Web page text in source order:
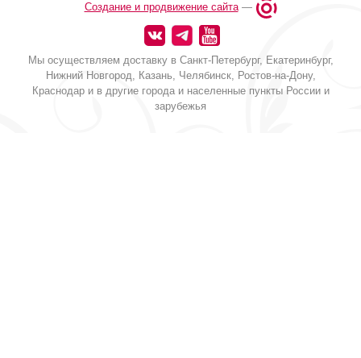
Создание и продвижение сайта—
Мы осуществляем доставку в Санкт-Петербург, Екатеринбург,
Нижний Новгород, Казань, Челябинск, Ростов-на-Дону,
Краснодар и в другие города и населенные пункты России и
зарубежья